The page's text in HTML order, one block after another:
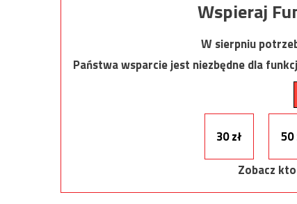
Wspieraj
W sierpniu
Państwa wsparcie jest niezbędne dla
30 zł 50
Zobacz